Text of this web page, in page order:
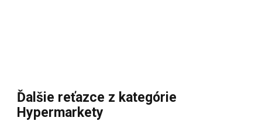
Ďalšie reťazce z kategórie
Hypermarkety